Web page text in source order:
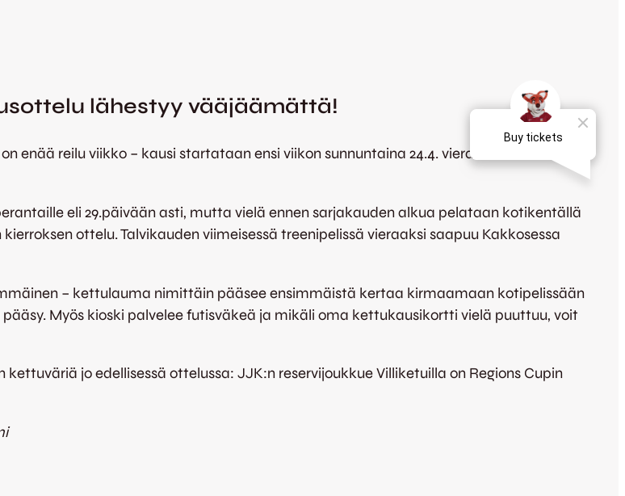
lähestyy vääjäämättä!
enää reilu viikko – kausi startataan ensi viikon sunnuntaina 24.4. vierasottelulla
eli 29.päivään asti, mutta vielä ennen sarjakauden alkua pelataan kotikentällä
ottelu. Talvikauden viimeisessä treenipelissä vieraaksi saapuu Kakkosessa
– kettulauma nimittäin pääsee ensimmäistä kertaa kirmaamaan kotipelissään
Myös kioski palvelee futisväkeä ja mikäli oma kettukausikortti vielä puuttuu, voit
jo edellisessä ottelussa: JJK:n reservijoukkue Villiketuilla on Regions Cupin